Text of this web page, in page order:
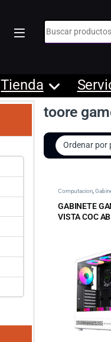
Búsqueda de:
Tienda
toore
Computacion,
GABINETE
VISTA COC